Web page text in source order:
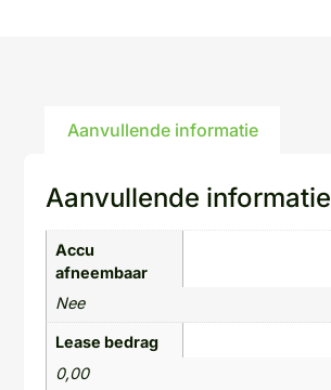
Aanvullende informatie
Aanvullende informatie
Accu
afneembaar
Nee
Lease bedrag
0,00